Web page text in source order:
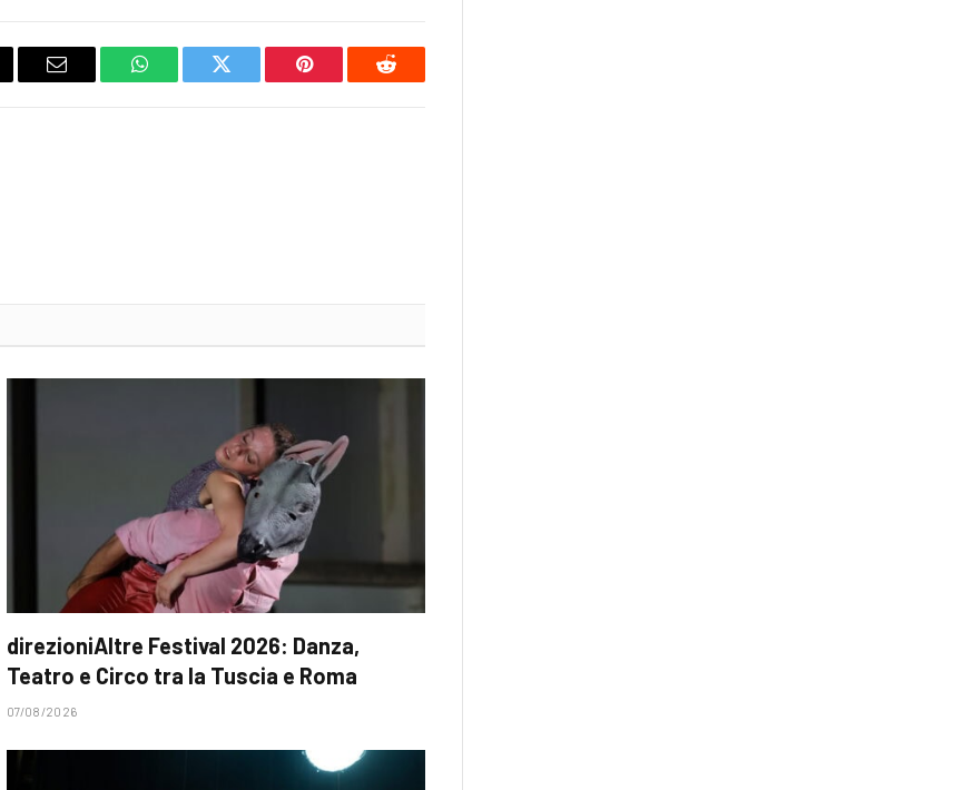
Email WhatsAppTwitter Pinterest Reddit
direzioniAltre Festival 2026: Danza,
Teatro e Circo tra la Tuscia e Roma
07/08/2026